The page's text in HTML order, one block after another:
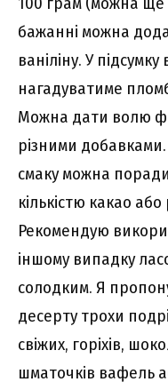
бажанні можна
ваніліну. У
нагадуватиме
Можна дати волю
різними
смаку можна
кількістю какао
Рекомендую
іншому випадку
солодким. Я
десерту трохи
свіжих, горіхів,
шматочків вафель